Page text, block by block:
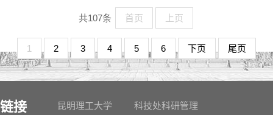
共107条 首页 上页
1 2 3 4 5 6 下页 尾页
链接 昆明理工大学
科技处科研管理